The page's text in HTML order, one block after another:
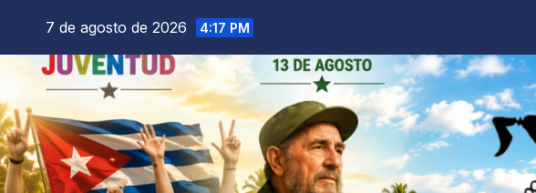
7 de agosto de 2026 4:17 PM